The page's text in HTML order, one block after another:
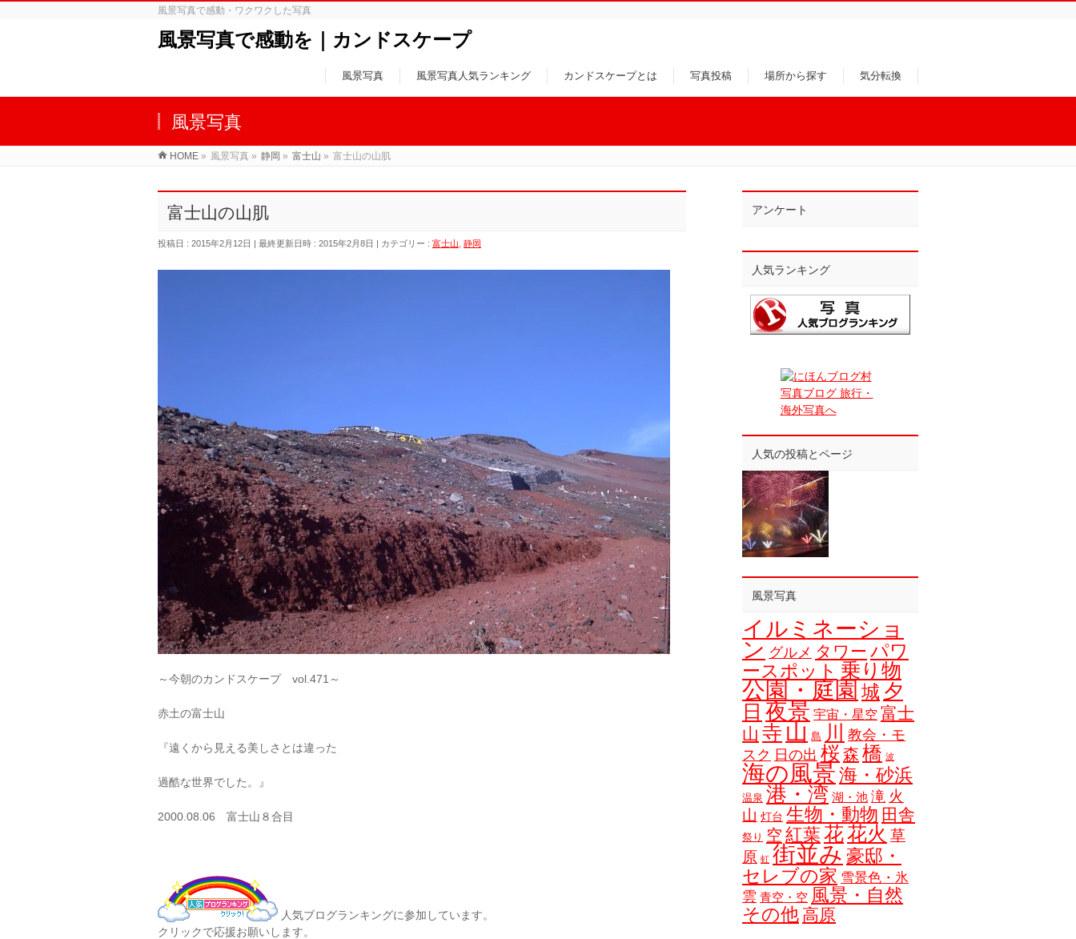
風景写真で感動・ワクワクした写真
風景写真で感動を｜カンドスケープ
風景写真 風景写真人気ランキング カンドスケープとは 写真投稿 場所から探す 気分転換
風景写真
HOME » 風景写真 » 静岡 » 富士山 » 富士山の山肌
富士山の山肌
投稿日 : 2015年2月12日 最終更新日時 : 2015年2月8日 カテゴリー : 富士山 静岡
～今朝のカンドスケープ vol.471～
赤土の富士山
『遠くから見える美しさとは違った
過酷な世界でした。』
2000.08.06 富士山８合目
人気ブログランキングに参加しています。
クリックで応援お願いします。
アンケート
人気ランキング
人気の投稿とページ
風景写真
イルミネーショ
ン グルメ タワー パワ
ースポット 乗り物
公園・庭園 城 夕
日 夜景 宇宙・星空 富士
山 寺 山 島 川
教会・モ
スク 日の出 桜森 橋 波
海の風景海・砂浜
温泉 港・湾 湖・池 滝 火
山 灯台 生物・動物 田舎
祭り 空 紅葉 花花火 草
原 虹 街並み 豪邸・
セレブの家 雪景色・氷
雲 青空・空 風景・自然
その他 高原